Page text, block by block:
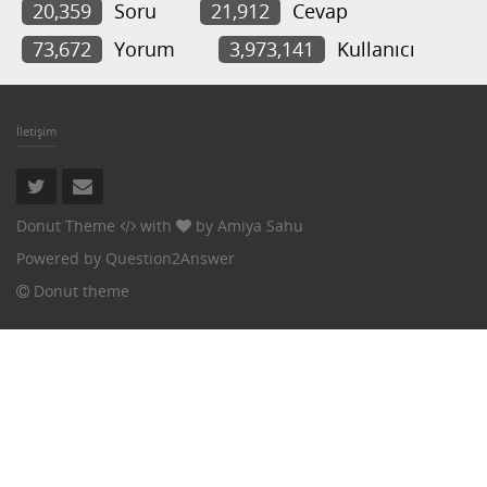
20,359 Soru 21,912
Cevap
73,672
Yorum 3,973,141 Kullanıcı
İletişim
Donut Theme with by Amiya Sahu
Powered by Question2Answer
Donut theme